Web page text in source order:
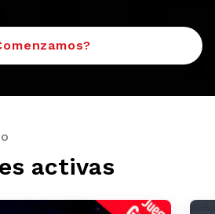
activas